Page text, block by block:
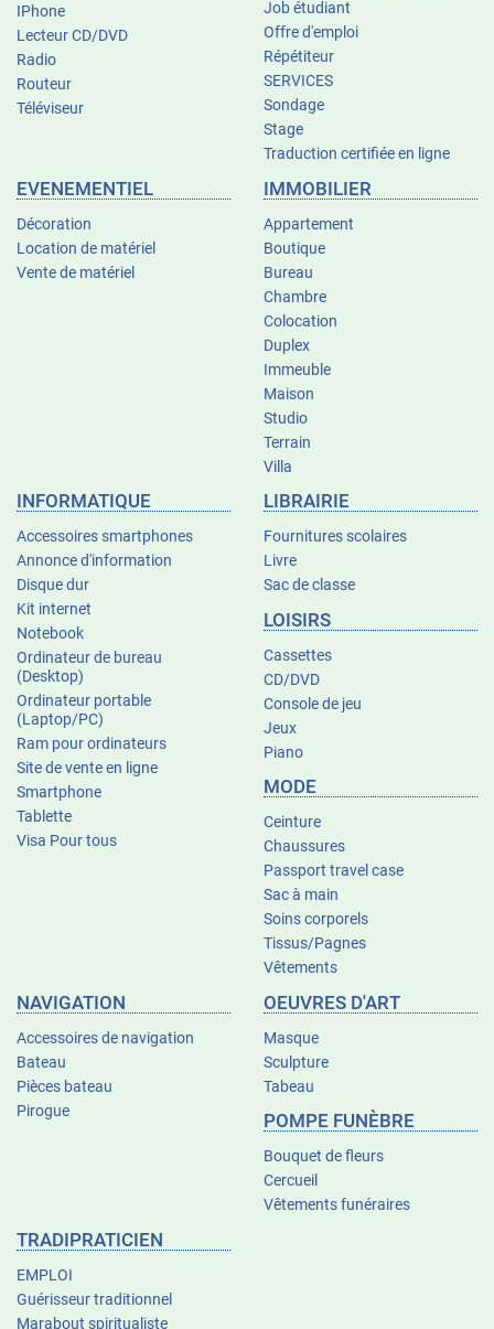
IPhone
Lecteur CD/DVD
Radio
Routeur
Téléviseur
Job étudiant
Offre d'emploi
Répétiteur
SERVICES
Sondage
Stage
Traduction certifiée en ligne
EVENEMENTIEL
Décoration
Location de matériel
Vente de matériel
IMMOBILIER
Appartement
Boutique
Bureau
Chambre
Colocation
Duplex
Immeuble
Maison
Studio
Terrain
Villa
INFORMATIQUE
Accessoires smartphones
Annonce d'information
Disque dur
Kit internet
Notebook
Ordinateur de bureau
(Desktop)
Ordinateur portable
(Laptop/PC)
Ram pour ordinateurs
Site de vente en ligne
Smartphone
Tablette
Visa Pour tous
LIBRAIRIE
Fournitures scolaires
Livre
Sac de classe
LOISIRS
Cassettes
CD/DVD
Console de jeu
Jeux
Piano
MODE
Ceinture
Chaussures
Passport travel case
Sac à main
Soins corporels
Tissus/Pagnes
Vêtements
NAVIGATION
Accessoires de navigation
Bateau
Pièces bateau
Pirogue
OEUVRES D'ART
Masque
Sculpture
Tabeau
POMPE FUNÈBRE
Bouquet de fleurs
Cercueil
Vêtements funéraires
TRADIPRATICIEN
EMPLOI
Guérisseur traditionnel
Marabout spiritualiste